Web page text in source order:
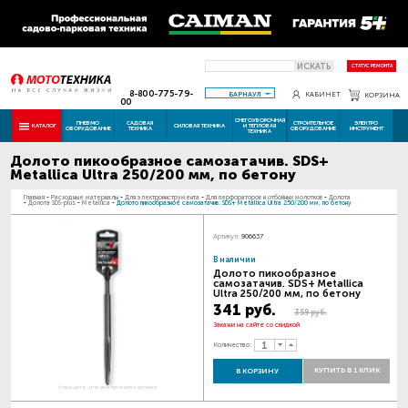
ИСКАТЬ СТАТУС РЕМОНТА
8-800-775-79-
00
БАРНАУЛ КАБИНЕТ КОРЗИНА
КАТАЛОГ ПНЕВМО
ОБОРУДОВАНИЕ
САДОВАЯ
ТЕХНИКА СИЛОВАЯ ТЕХНИКА
СНЕГОУБОРОЧНАЯ
И ТЕПЛОВАЯ
ТЕХНИКА
СТРОИТЕЛЬНОЕ
ОБОРУДОВАНИЕ
ЭЛЕКТРО
ИНСТРУМЕНТ
Долото пикообразное самозатачив. SDS+
Metallica Ultra 250/200 мм, по бетону
Главная - Расходные материалы - Для электроинструмента - Для перфораторов и отбойных молотков - Долота
- Долота SDS-plus - Metallica - Долото пикообразное самозатачив. SDS+ Metallica Ultra 250/200 мм, по бетону
Наведите для увеличения картинки
Артикул: 906637
В наличии
Долото пикообразное
самозатачив. SDS+ Metallica
Ultra 250/200 мм, по бетону
341 руб. 359 руб.
Закажи на сайте со скидкой
Количество:
В КОРЗИНУ КУПИТЬ В 1 КЛИК